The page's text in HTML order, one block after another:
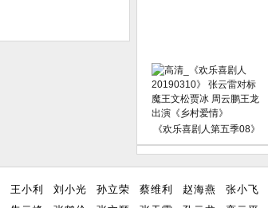
《欢乐喜剧人第五季08》
王小利 刘小光 孙立荣 蔡维利 赵海燕 张小飞